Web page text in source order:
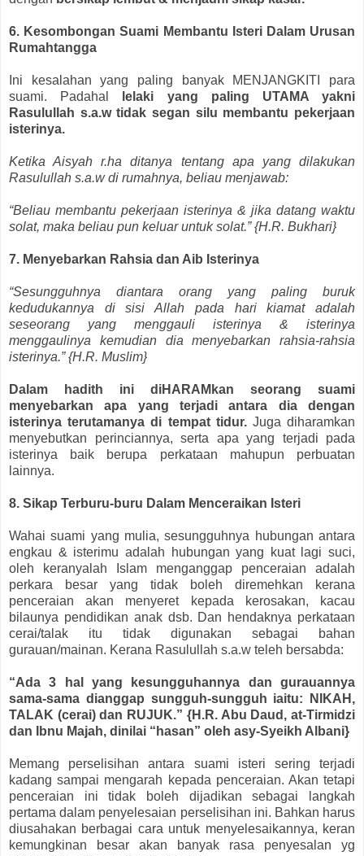
6. Kesombongan Suami Membantu Isteri Dalam Urusan
Rumahtangga
Ini kesalahan yang paling banyak MENJANGKITI para
suami. Padahal
lelaki yang paling UTAMA yakni
Rasulullah s.a.w tidak segan silu membantu pekerjaan
isterinya.
Ketika Aisyah r.ha ditanya tentang apa yang dilakukan
Rasulullah s.a.w di rumahnya, beliau menjawab:
“Beliau membantu pekerjaan isterinya & jika datang waktu
solat, maka beliau pun keluar untuk solat.” {H.R. Bukhari}
7. Menyebarkan Rahsia dan Aib Isterinya
“Sesungguhnya diantara orang yang paling buruk
kedudukannya di sisi Allah pada hari kiamat adalah
seseorang yang menggauli isterinya & isterinya
menggaulinya kemudian dia menyebarkan rahsia-rahsia
isterinya.” {H.R. Muslim}
Dalam hadith ini diHARAMkan seorang suami
menyebarkan apa yang terjadi antara dia dengan
isterinya terutamanya di tempat tidur.Juga diharamkan
menyebutkan perinciannya, serta apa yang terjadi pada
isterinya baik berupa perkataan mahupun perbuatan
lainnya.
8. Sikap Terburu-buru Dalam Menceraikan Isteri
Wahai suami yang mulia, sesungguhnya hubungan antara
engkau & isterimu adalah hubungan yang kuat lagi suci,
oleh keranyalah Islam menganggap penceraian adalah
perkara besar yang tidak boleh diremehkan kerana
penceraian akan menyeret kepada kerosakan, kacau
bilaunya pendidikan anak dsb. Dan hendaknya perkataan
cerai/talak itu tidak digunakan sebagai bahan
gurauan/mainan. Kerana Rasulullah s.a.w teleh bersabda:
“Ada 3 hal yang kesungguhannya dan gurauannya
sama-sama dianggap sungguh-sungguh iaitu: NIKAH,
TALAK (cerai) dan RUJUK.” {H.R. Abu Daud, at-Tirmidzi
dan Ibnu Majah, dinilai “hasan” oleh asy-Syeikh Albani}
Memang perselisihan antara suami isteri sering terjadi
kadang sampai mengarah kepada penceraian. Akan tetapi
penceraian ini tidak boleh dijadikan sebagai langkah
pertama dalam penyelesaian perselisihan ini. Bahkan harus
diusahakan berbagai cara untuk menyelesaikannya, keran
kemungkinan besar akan banyak rasa penyesalan yg